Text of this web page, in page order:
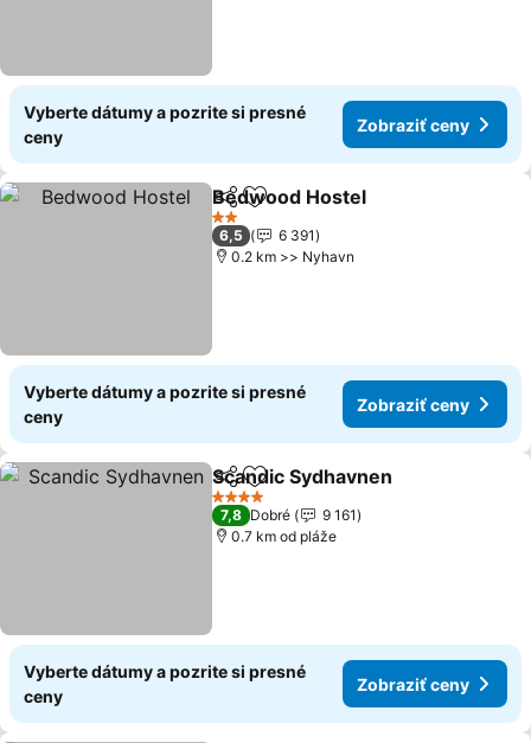
Vyberte dátumy a pozrite si presné
ceny
Zobraziť ceny
ZdieľaťPridať do obľúbených
Bedwood Hostel
2 Počet hviezdičiek
6,5
6 391
0.2 km >> Nyhavn
Vyberte dátumy a pozrite si presné
ceny
Zobraziť ceny
ZdieľaťPridať do obľúbených
Scandic Sydhavnen
4 Počet hviezdičiek
7,8 Dobré
9 161
0.7 km od pláže
Vyberte dátumy a pozrite si presné
ceny
Zobraziť ceny